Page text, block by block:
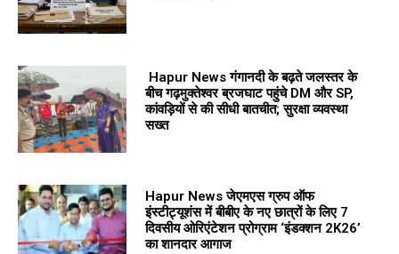
Hapur News गंगानदी के बढ़ते जलस्तर के
बीच गढ़मुक्तेश्वर ब्रजघाट पहुंचे DM और SP,
कांवड़ियों से की सीधी बातचीत; सुरक्षा व्यवस्था
सख्त
Hapur News जेएमएस ग्रुप ऑफ
इंस्टीट्यूशंस में बीबीए के नए छात्रों के लिए 7
दिवसीय ओरिएंटेशन प्रोग्राम ‘इंडक्शन 2K26’
का शानदार आगाज